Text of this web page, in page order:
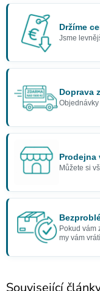
Držíme
Jsme
Doprava
Prodejna
Můžete si
Pokud vám
my vám